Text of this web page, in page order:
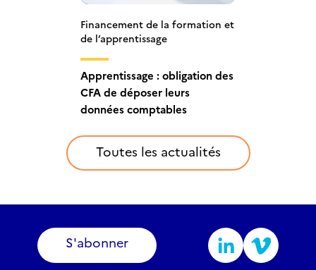
Financement de la formation et
de l’apprentissage
Apprentissage : obligation des
CFA de déposer leurs
données comptables
Financement de la formation et
de l’apprentissage
Apprentissage : ouverture du
dépôt des données
comptables des CFA
Financement de la formation et
de l’apprentissage
2021 : les CFA devront
déposer leurs données
comptables à France
compétences
Toutes les actualités
S'abonner